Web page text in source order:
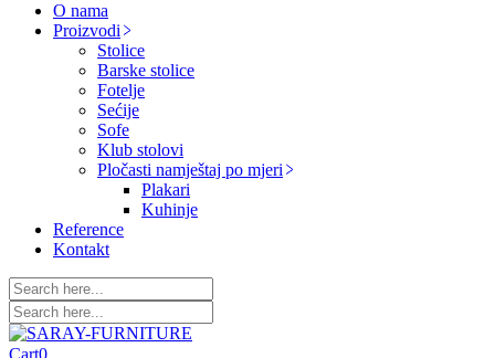
O nama
Proizvodi
Stolice
Barske stolice
Fotelje
Sećije
Sofe
Klub stolovi
Pločasti namještaj po mjeri
Plakari
Kuhinje
Reference
Kontakt
Cart0